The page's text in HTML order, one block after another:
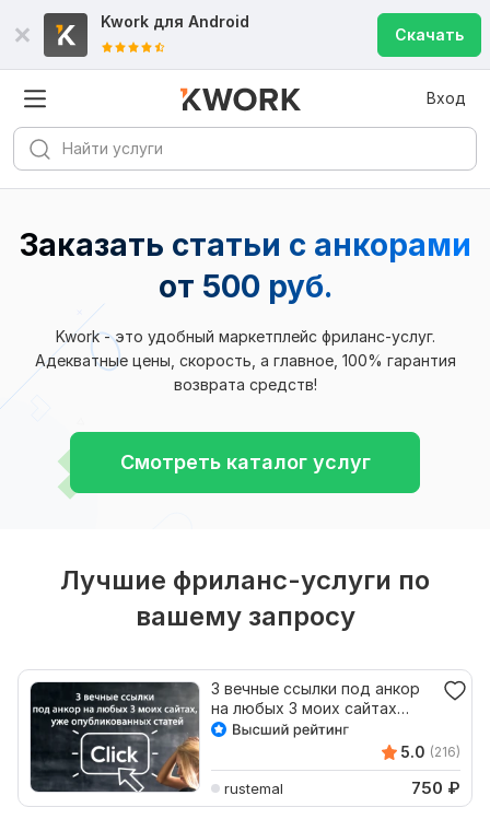
Kwork для Android
Скачать
Вход
Заказать статьи с анкорами
от 500 руб.
Kwork - это удобный маркетплейс фриланс-услуг.
Адекватные цены, скорость, а главное, 100% гарантия
возврата средств!
Смотреть каталог услуг
Лучшие фриланс-услуги по
вашему запросу
3 вечные ссылки под анкор
на любых 3 моих сайтах
опубликованных статей
5.0 (216)
rustemal 750 ₽